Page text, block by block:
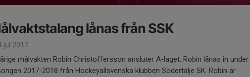
lånas från SSK
jul 2017
målvakten Robin Christoffersson ansluter A-laget. Robin lånas in under
2017-2018 från Hockeyallsvenska klubben Södertälje SK. Robin är